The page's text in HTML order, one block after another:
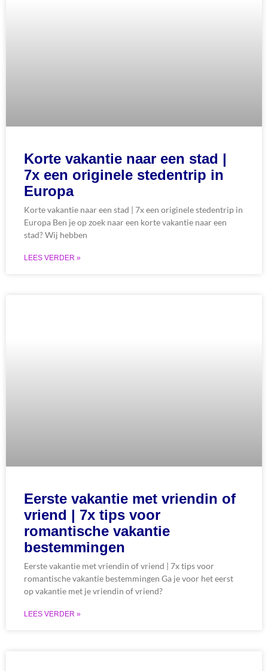
Korte vakantie naar een stad |
7x een originele stedentrip in
Europa
Korte vakantie naar een stad | 7x een originele stedentrip in
Europa Ben je op zoek naar een korte vakantie naar een
stad? Wij hebben
LEES VERDER »
Eerste vakantie met vriendin of
vriend | 7x tips voor
romantische vakantie
bestemmingen
Eerste vakantie met vriendin of vriend | 7x tips voor
romantische vakantie bestemmingen Ga je voor het eerst
op vakantie met je vriendin of vriend?
LEES VERDER »